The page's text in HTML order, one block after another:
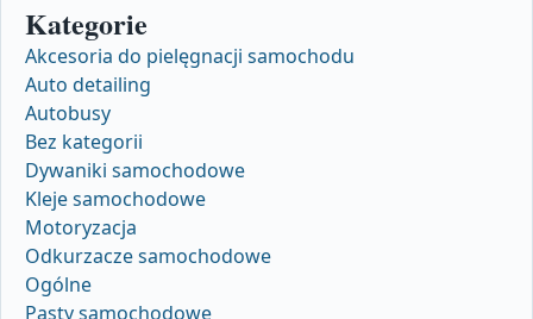
Kategorie
Akcesoria do pielęgnacji samochodu
Auto detailing
Autobusy
Bez kategorii
Dywaniki samochodowe
Kleje samochodowe
Motoryzacja
Odkurzacze samochodowe
Ogólne
Pasty samochodowe